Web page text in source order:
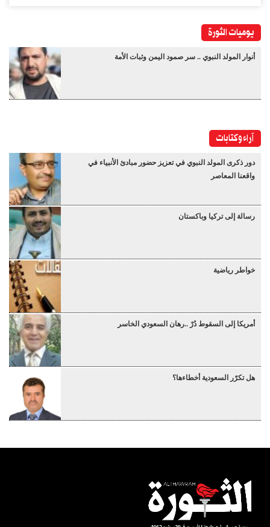
يوميات الثورة
أنوار المولد النبوي .. سر صمود اليمن وثبات الأمة
آراء وكتابات
دور ذكرى المولد النبوي في تعزيز حضور مبادئ الأنبياء في
واقعنا المعاصر
رسالة إلى تركيا وباكستان
خواطر رياضية
أمريكا إلى السقوط دُرْ ..رهان السعودي الخاسر
هل تكرّر السعودية أخطاءها؟